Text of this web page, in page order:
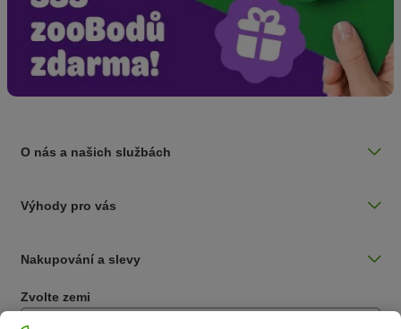
O nás a našich službách
Výhody pro vás
Nakupování a slevy
Zvolte zemi